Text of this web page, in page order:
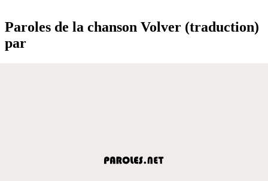
Paroles de la chanson Volver (traduction)
par